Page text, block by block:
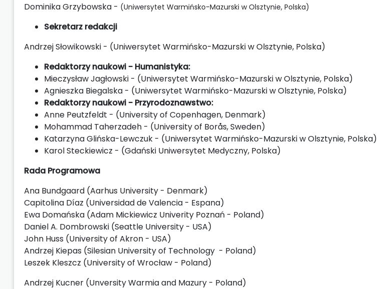
Dominika Grzybowska - (Uniwersytet Warmińsko-Mazurski w Olsztynie, Polska)
Sekretarz redakcji
Andrzej Słowikowski - (Uniwersytet Warmińsko-Mazurski w Olsztynie, Polska)
Redaktorzy naukowi - Humanistyka:
Mieczysław Jagłowski - (Uniwersytet Warmińsko-Mazurski w Olsztynie, Polska)
Agnieszka Biegalska - (Uniwersytet Warmińsko-Mazurski w Olsztynie, Polska)
Redaktorzy naukowi - Przyrodoznawstwo:
Anne Peutzfeldt - (University of Copenhagen, Denmark)
Mohammad Taherzadeh - (University of Borås, Sweden)
Katarzyna Glińska-Lewczuk - (Uniwersytet Warmińsko-Mazurski w Olsztynie, Polska)
Karol Steckiewicz - (Gdański Uniwersytet Medyczny, Polska)
Rada Programowa
Ana Bundgaard (Aarhus University - Denmark)
Capitolina Díaz (Universidad de Valencia - Espana)
Ewa Domańska (Adam Mickiewicz Univerity Poznań - Poland)
Daniel A. Dombrowski (Seattle University - USA)
John Huss (University of Akron - USA)
Andrzej Kiepas (Silesian University of Technology - Poland)
Leszek Kleszcz (University of Wrocław - Poland)
Andrzej Kucner (Unversity Warmia and Mazury - Poland)